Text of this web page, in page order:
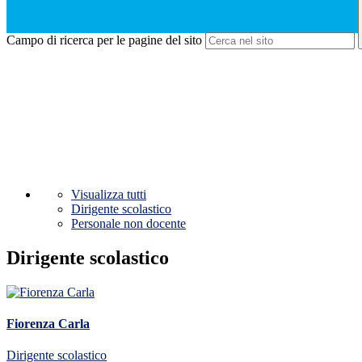
Campo di ricerca per le pagine del sito
Visualizza tutti
Dirigente scolastico
Personale non docente
Dirigente scolastico
Fiorenza Carla
Dirigente scolastico